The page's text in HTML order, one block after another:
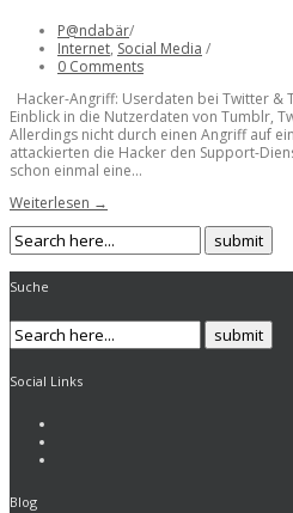
P@ndabär/
Internet, Social Media /
0 Comments
Hacker-Angriff: Userdaten bei Twitter
Einblick in die Nutzerdaten von Tumblr,
Allerdings nicht durch einen Angriff auf
attackierten die Hacker den Support-
schon einmal eine...
Weiterlesen →
Suche
Social Links
Blog